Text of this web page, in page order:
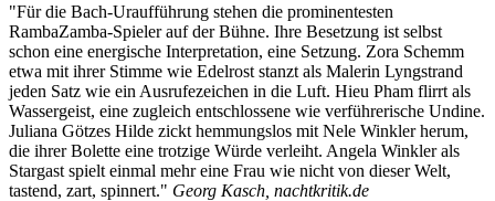
"Für die Bach-Uraufführung stehen die prominentesten
RambaZamba-Spieler auf der Bühne. Ihre Besetzung ist selbst
schon eine energische Interpretation, eine Setzung. Zora Schemm
etwa mit ihrer Stimme wie Edelrost stanzt als Malerin Lyngstrand
jeden Satz wie ein Ausrufezeichen in die Luft. Hieu Pham flirrt als
Wassergeist, eine zugleich entschlossene wie verführerische Undine.
Juliana Götzes Hilde zickt hemmungslos mit Nele Winkler herum,
die ihrer Bolette eine trotzige Würde verleiht. Angela Winkler als
Stargast spielt einmal mehr eine Frau wie nicht von dieser Welt,
tastend, zart, spinnert." Georg Kasch, nachtkritik.de